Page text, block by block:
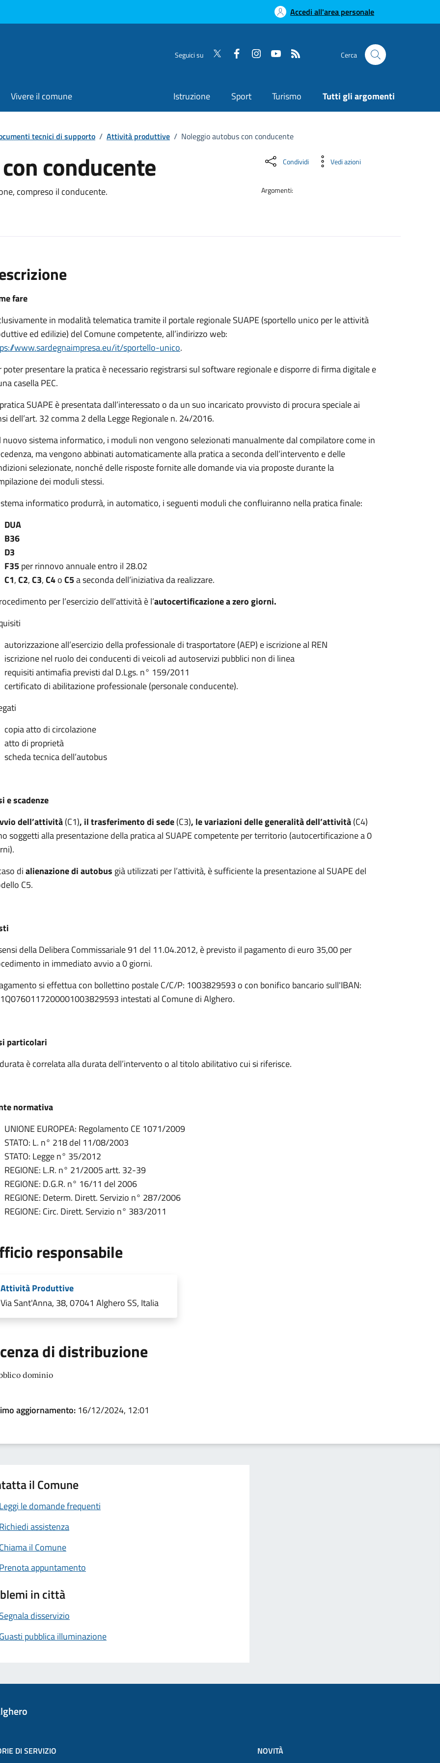
Accedi all'area personale
Seguici su Cerca
Vivere il comune Istruzione Sport Turismo Tutti gli argomenti
tecnici di supporto / Attività produttive / Noleggio autobus con conducente
conducente
compreso il conducente.
Condividi Vedi azioni
Argomenti:
fare
in modalità telematica tramite il portale regionale SUAPE (sportello unico per le attività
ed edilizie) del Comune competente, all’indirizzo web:
www.sardegnaimpresa.eu/it/sportello-unico.
poter presentare la pratica è necessario registrarsi sul software regionale e disporre di firma digitale e
casella PEC.
SUAPE è presentata dall’interessato o da un suo incaricato provvisto di procura speciale ai
dell’art. 32 comma 2 della Legge Regionale n. 24/2016.
nuovo sistema informatico, i moduli non vengono selezionati manualmente dal compilatore come in
ma vengono abbinati automaticamente alla pratica a seconda dell’intervento e delle
selezionate, nonché delle risposte fornite alle domande via via proposte durante la
dei moduli stessi.
informatico produrrà, in automatico, i seguenti moduli che confluiranno nella pratica finale:
DUA
B36
D3
F35per rinnovo annuale entro il 28.02
C1,C2,C3,C4oC5a seconda dell’iniziativa da realizzare.
per l’esercizio dell’attività è l’autocertificazione a zero giorni.
autorizzazione all’esercizio della professionale di trasportatore (AEP) e iscrizione al REN
iscrizione nel ruolo dei conducenti di veicoli ad autoservizi pubblici non di linea
requisiti antimafia previsti dal D.Lgs. n° 159/2011
certificato di abilitazione professionale (personale conducente).
copia atto di circolazione
atto di proprietà
scheda tecnica dell’autobus
e scadenze
dell’attività(C1), il trasferimento di sede(C3), le variazioni delle generalità dell’attività(C4)
soggetti alla presentazione della pratica al SUAPE competente per territorio (autocertificazione a 0
dialienazione di autobus già utilizzati per l’attività, è sufficiente la presentazione al SUAPE del
C5.
della Delibera Commissariale 91 del 11.04.2012, è previsto il pagamento di euro 35,00 per
in immediato avvio a 0 giorni.
si effettua con bollettino postale C/C/P: 1003829593 o con bonifico bancario sull'IBAN:
intestati al Comune di Alghero.
particolari
è correlata alla durata dell’intervento o al titolo abilitativo cui si riferisce.
normativa
UNIONE EUROPEA: Regolamento CE 1071/2009
STATO: L. n° 218 del 11/08/2003
STATO: Legge n° 35/2012
REGIONE: L.R. n° 21/2005 artt. 32-39
REGIONE: D.G.R. n° 16/11 del 2006
REGIONE: Determ. Dirett. Servizio n° 287/2006
REGIONE: Circ. Dirett. Servizio n° 383/2011
responsabile
Attività Produttive
Via Sant'Anna, 38, 07041 Alghero SS, Italia
di distribuzione
dominio
aggiornamento: 16/12/2024, 12:01
il Comune
le domande frequenti
assistenza
il Comune
appuntamento
in città
disservizio
pubblica illuminazione
DI SERVIZIO NOVITÀ